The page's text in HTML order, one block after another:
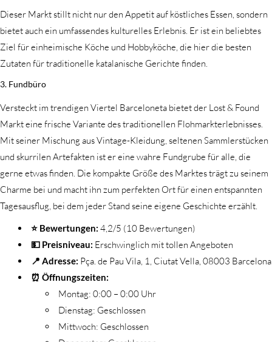
Dieser Markt stillt nicht nur den Appetit auf köstliches Essen, sondern
bietet auch ein umfassendes kulturelles Erlebnis. Er ist ein beliebtes
Ziel für einheimische Köche und Hobbyköche, die hier die besten
Zutaten für traditionelle katalanische Gerichte finden.
3. Fundbüro
Versteckt im trendigen Viertel Barceloneta bietet der Lost & Found
Markt eine frische Variante des traditionellen Flohmarkterlebnisses.
Mit seiner Mischung aus Vintage-Kleidung, seltenen Sammlerstücken
und skurrilen Artefakten ist er eine wahre Fundgrube für alle, die
gerne etwas finden. Die kompakte Größe des Marktes trägt zu seinem
Charme bei und macht ihn zum perfekten Ort für einen entspannten
Tagesausflug, bei dem jeder Stand seine eigene Geschichte erzählt.
⭐ Bewertungen: 4,2/5 (10 Bewertungen)
💵 Preisniveau: Erschwinglich mit tollen Angeboten
📍 Adresse: Pça. de Pau Vila, 1, Ciutat Vella, 08003 Barcelona
⏰ Öffnungszeiten:
Montag: 0:00 – 0:00 Uhr
Dienstag: Geschlossen
Mittwoch: Geschlossen